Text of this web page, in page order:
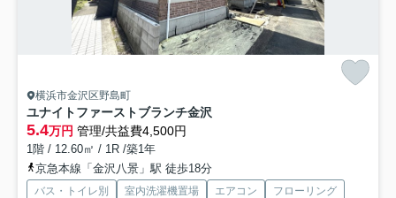
横浜市金沢区野島町
ユナイトファーストブランチ金沢
5.4万円 管理/共益費4,500円
1階 / 12.60㎡ / 1R /築1年
京急本線「金沢八景」駅 徒歩18分
バス・トイレ別 室内洗濯機置場 エアコン
フローリング